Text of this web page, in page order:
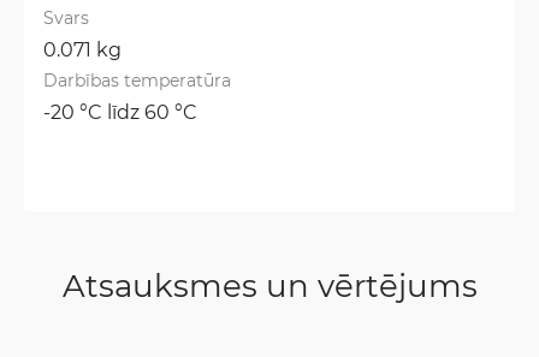
Svars
0.071 kg
Darbības temperatūra
-20 °C līdz 60 °C
Atsauksmes un vērtējums